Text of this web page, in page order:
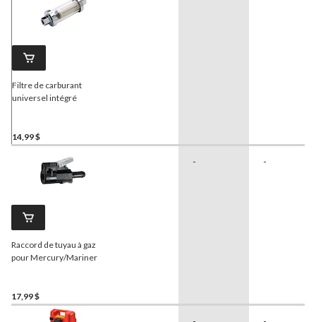
Filtre de carburant
universel intégré
14,99 $
Raccord de tuyau à gaz
pour Mercury/Mariner
17,99 $
- -